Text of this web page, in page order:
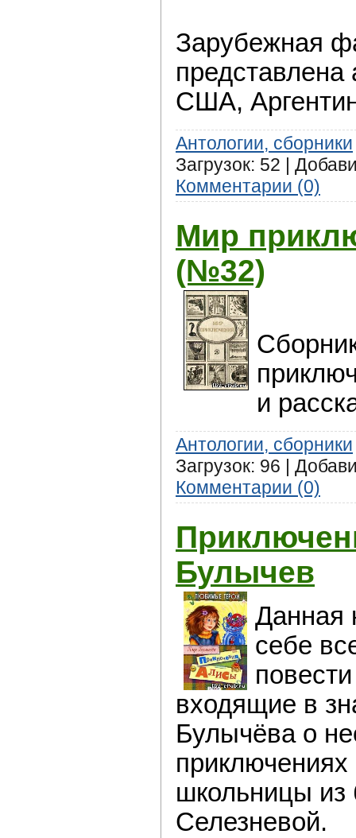
Зарубежная
представлена
США,
Антологии, сборники
Загрузок: 52 |
Комментарии (0)
Мир
(№32)
и
Антологии, сборники
Загрузок: 96 |
Комментарии (0)
Булычев
Данная
себе
входящие в
Булычёва о
приключениях
школьницы
Селезневой.